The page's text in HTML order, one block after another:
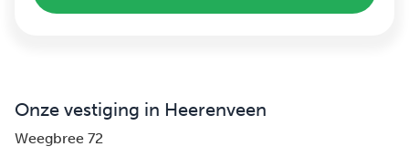
Onze vestiging in Heerenveen
Weegbree 72